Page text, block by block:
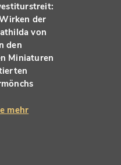
der
von
den
Miniaturen
mehr